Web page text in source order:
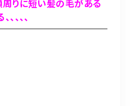
りに短い髪の毛がある
、、、